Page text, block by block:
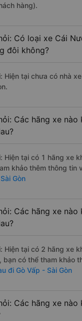
hàng).
Có loại xe Cái
đôi không?
Hiện tại chưa có nhà
Các hãng xe
Hiện tại có 1 hãng xe
khảo thêm thông tin
Gòn
Các hãng xe
Hiện tại có 2 hãng xe
bạn có thể tham khảo
đi Gò Vấp - Sài Gòn
Các hãng xe